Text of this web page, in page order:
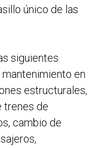
único de las
siguientes
en
estructurales,
trenes de
cambio de